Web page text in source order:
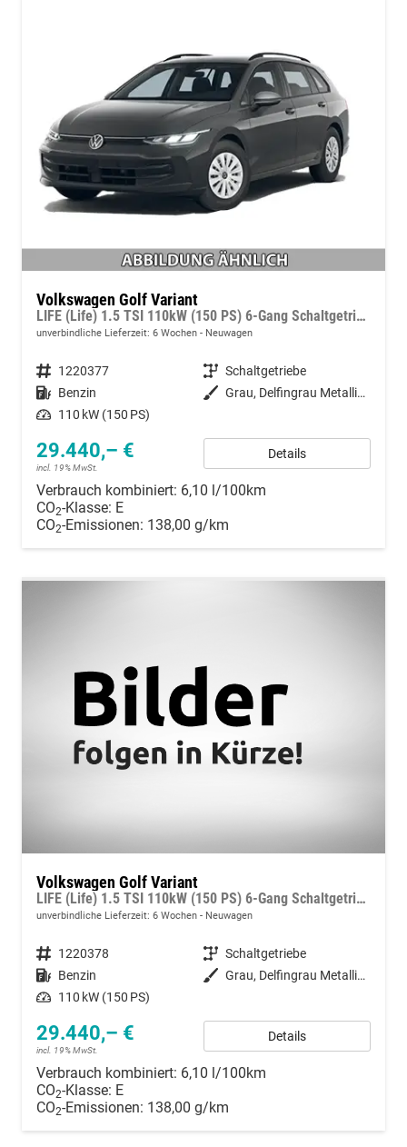
Volkswagen Golf Variant
LIFE (Life) 1.5 TSI 110kW (150 PS) 6-Gang Schaltgetriebe
unverbindliche Lieferzeit: 6 Wochen Neuwagen
Fahrzeugnummer 1220377 Getriebe Schaltgetriebe
Kraftstoff Benzin Außenfarbe
Grau, Delfingrau Metallic (B0)
Leistung 110 kW (150 PS)
29.440,– €
incl. 19% MwSt.
Details
Verbrauch kombiniert: 6,10 l/100km
CO2-Klasse: E
CO2-Emissionen: 138,00 g/km
Volkswagen Golf Variant
LIFE (Life) 1.5 TSI 110kW (150 PS) 6-Gang Schaltgetriebe
unverbindliche Lieferzeit: 6 Wochen Neuwagen
Fahrzeugnummer 1220378 Getriebe Schaltgetriebe
Kraftstoff Benzin Außenfarbe
Grau, Delfingrau Metallic (B0)
Leistung 110 kW (150 PS)
29.440,– €
incl. 19% MwSt.
Details
Verbrauch kombiniert: 6,10 l/100km
CO2-Klasse: E
CO2-Emissionen: 138,00 g/km